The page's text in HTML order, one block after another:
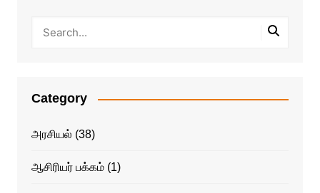
Category
அரசியல் (38)
ஆசிரியர் பக்கம்(1)